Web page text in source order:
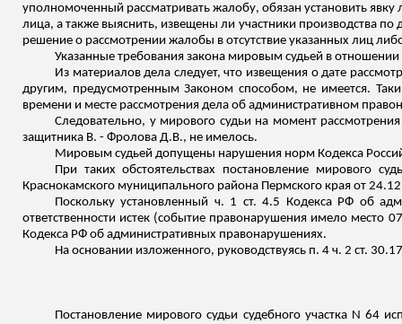
уполномоченный рассматривать жалобу, обязан установить явку
лица, а также выяснить, извещены ли участники производства
решение о рассмотрении жалобы в отсутствие указанных лиц
Указанные требования закона мировым судьей в
Из материалов дела следует, что извещения о дате
другим, предусмотренным Законом способом, не имеется.
времени и месте рассмотрения дела об административном
Следовательно, у мирового судьи на момент
защитника В. - Фролова Д.В., не имелось.
Мировым судьей допущены нарушения норм Кодекса
При таких обстоятельствах постановление мирового
Краснокамского муниципального района Пермского края от
Поскольку установленный ч. 1 ст. 4.5 Кодекса РФ об
ответственности истек (событие правонарушения имело место
Кодекса РФ об административных правонарушениях.
На основании изложенного, руководствуясь п. 4 ч. 2 ст.
Постановление мирового судьи судебного участка N 64